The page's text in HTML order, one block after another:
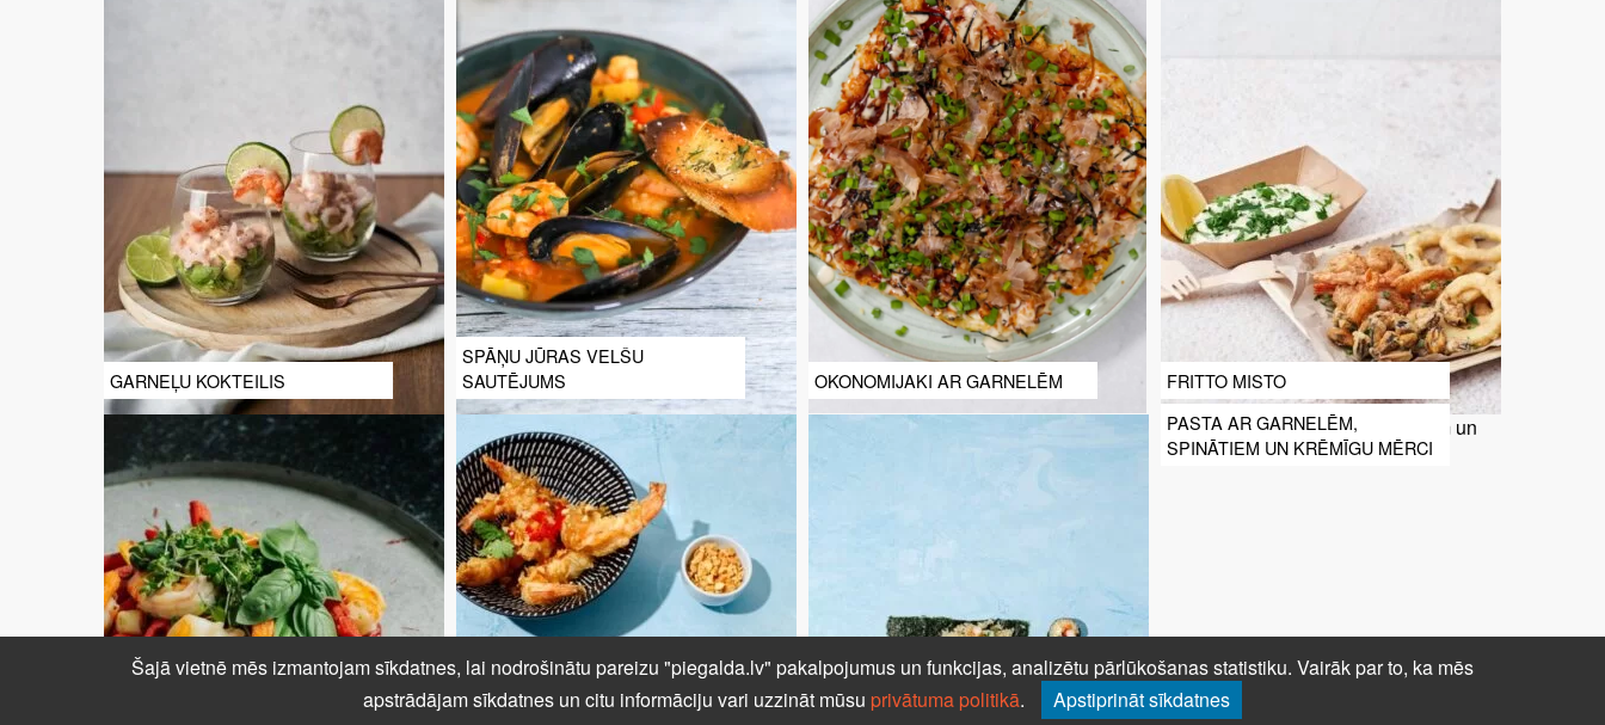
GARNEĻU KOKTEILIS
SPĀŅU JŪRAS VELŠU
SAUTĒJUMS
OKONOMIJAKI AR GARNELĒM FRITTO MISTO
PASTA AR GARNELĒM,
SPINĀTIEM UN KRĒMĪGU MĒRCI
Šajā vietnē mēs izmantojam sīkdatnes, lai nodrošinātu pareizu "piegalda.lv" pakalpojumus un funkcijas, analizētu pārlūkošanas statistiku. Vairāk par to, ka mēs
apstrādājam sīkdatnes un citu informāciju vari uzzināt mūsu privātuma politikā. Apstiprināt sīkdatnes